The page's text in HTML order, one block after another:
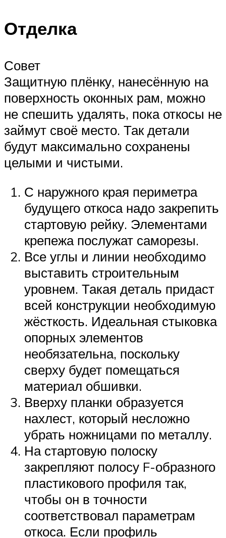
Отделка
Совет
Защитную плёнку, нанесённую на
поверхность оконных рам, можно
не спешить удалять, пока откосы не
займут своё место. Так детали
будут максимально сохранены
целыми и чистыми.
С наружного края периметра
будущего откоса надо закрепить
стартовую рейку. Элементами
крепежа послужат саморезы.
Все углы и линии необходимо
выставить строительным
уровнем. Такая деталь придаст
всей конструкции необходимую
жёсткость. Идеальная стыковка
опорных элементов
необязательна, поскольку
сверху будет помещаться
материал обшивки.
Вверху планки образуется
нахлест, который несложно
убрать ножницами по металлу.
На стартовую полоску
закрепляют полосу F-образного
пластикового профиля так,
чтобы он в точности
соответствовал параметрам
откоса. Если профиль